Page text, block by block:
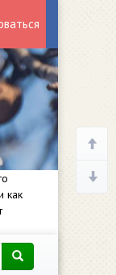
как